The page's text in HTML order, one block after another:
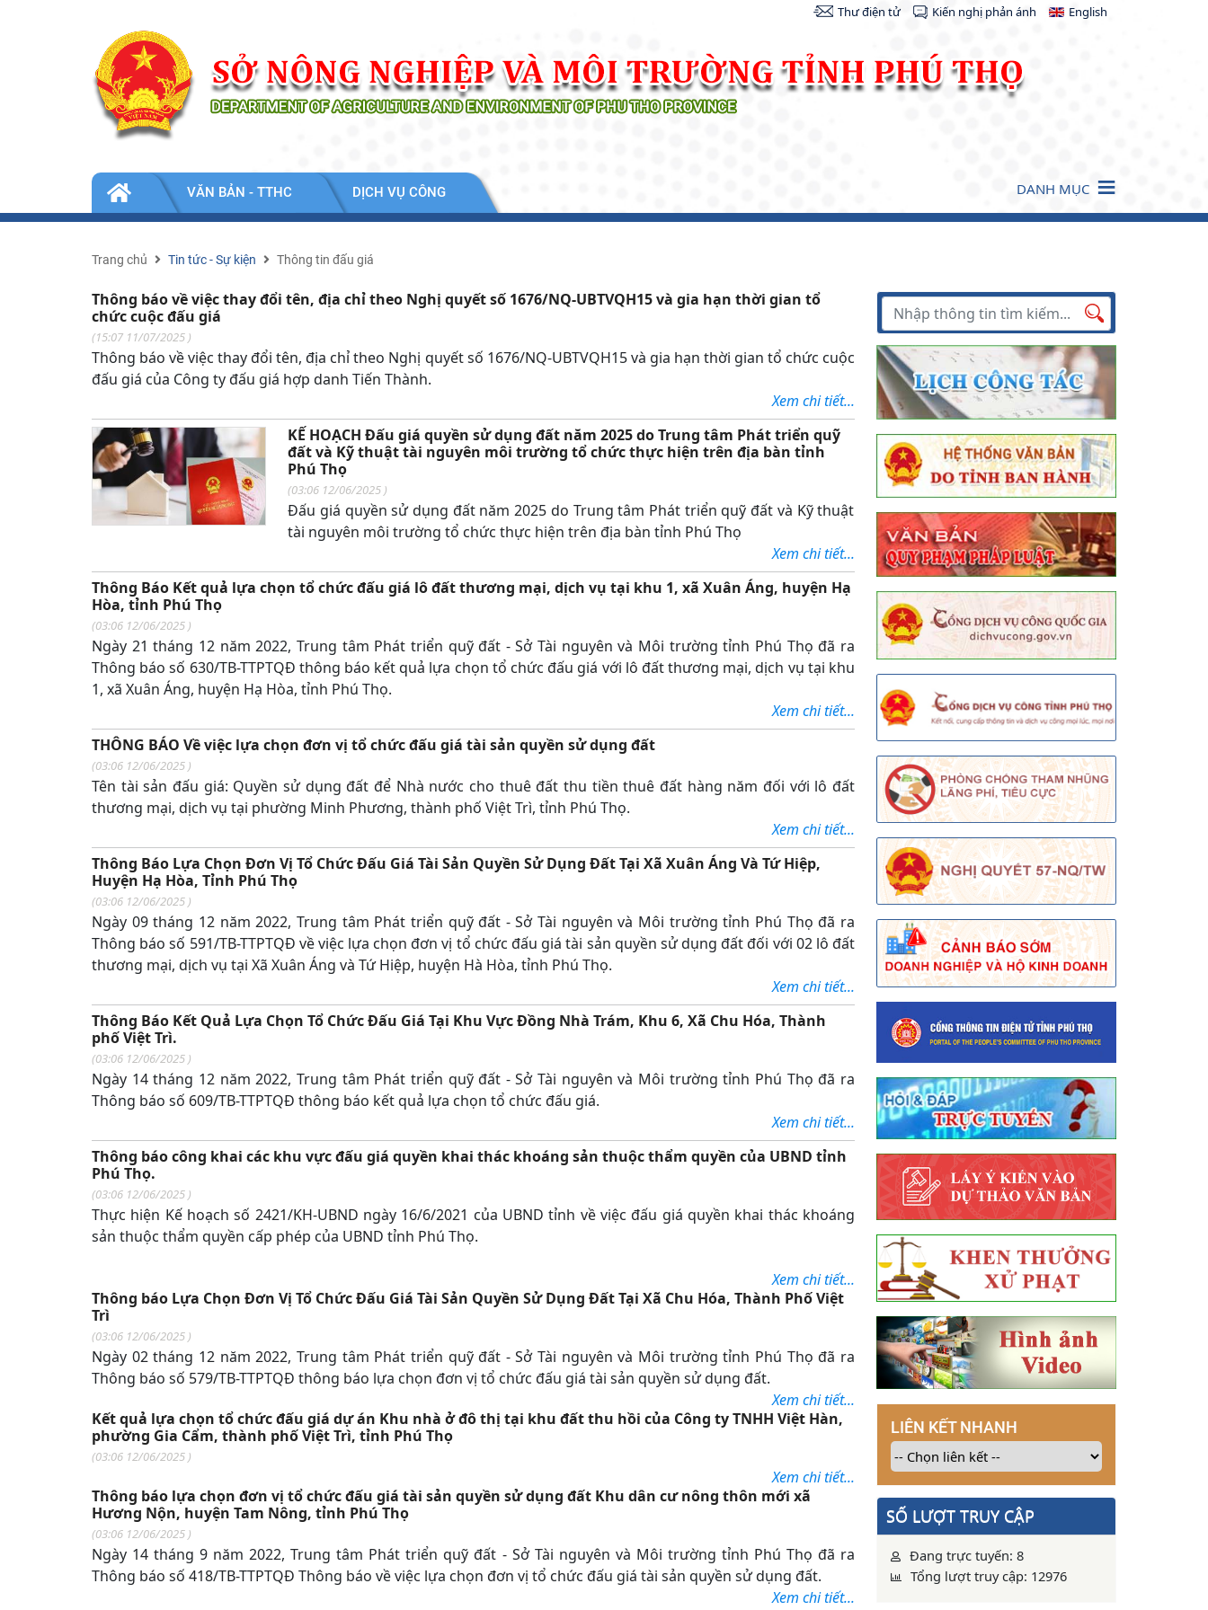
Thư điện tử Kiến nghị phản ánh English
-
VĂN BẢN - TTHC DỊCH VỤ CÔNG DANH MỤC
Trang chủ Tin tức - Sự kiện Thông tin đấu giá
Thông báo về việc thay đổi tên, địa chỉ theo Nghị quyết số 1676/NQ-UBTVQH15 và gia hạn thời gian tổ
chức cuộc đấu giá
(15:07 11/07/2025 )
Thông báo về việc thay đổi tên, địa chỉ theo Nghị quyết số 1676/NQ-UBTVQH15 và gia hạn thời gian tổ chức cuộc
đấu giá của Công ty đấu giá hợp danh Tiến Thành.
Xem chi tiết...
KẾ HOẠCH Đấu giá quyền sử dụng đất năm 2025 do Trung tâm Phát triển quỹ
đất và Kỹ thuật tài nguyên môi trường tổ chức thực hiện trên địa bàn tỉnh
Phú Thọ
(03:06 12/06/2025 )
Đấu giá quyền sử dụng đất năm 2025 do Trung tâm Phát triển quỹ đất và Kỹ thuật
tài nguyên môi trường tổ chức thực hiện trên địa bàn tỉnh Phú Thọ
Xem chi tiết...
Thông Báo Kết quả lựa chọn tổ chức đấu giá lô đất thương mại, dịch vụ tại khu 1, xã Xuân Áng, huyện Hạ
Hòa, tỉnh Phú Thọ
(03:06 12/06/2025 )
Ngày 21 tháng 12 năm 2022, Trung tâm Phát triển quỹ đất - Sở Tài nguyên và Môi trường tỉnh Phú Thọ đã ra
Thông báo số 630/TB-TTPTQĐ thông báo kết quả lựa chọn tổ chức đấu giá với lô đất thương mại, dịch vụ tại khu
1, xã Xuân Áng, huyện Hạ Hòa, tỉnh Phú Thọ.
Xem chi tiết...
THÔNG BÁO Về việc lựa chọn đơn vị tổ chức đấu giá tài sản quyền sử dụng đất
(03:06 12/06/2025 )
Tên tài sản đấu giá: Quyền sử dụng đất để Nhà nước cho thuê đất thu tiền thuê đất hàng năm đối với lô đất
thương mại, dịch vụ tại phường Minh Phương, thành phố Việt Trì, tỉnh Phú Thọ.
Xem chi tiết...
Thông Báo Lựa Chọn Đơn Vị Tổ Chức Đấu Giá Tài Sản Quyền Sử Dụng Đất Tại Xã Xuân Áng Và Tứ Hiệp,
Huyện Hạ Hòa, Tỉnh Phú Thọ
(03:06 12/06/2025 )
Ngày 09 tháng 12 năm 2022, Trung tâm Phát triển quỹ đất - Sở Tài nguyên và Môi trường tỉnh Phú Thọ đã ra
Thông báo số 591/TB-TTPTQĐ về việc lựa chọn đơn vị tổ chức đấu giá tài sản quyền sử dụng đất đối với 02 lô đất
thương mại, dịch vụ tại Xã Xuân Áng và Tứ Hiệp, huyện Hà Hòa, tỉnh Phú Thọ.
Xem chi tiết...
Thông Báo Kết Quả Lựa Chọn Tổ Chức Đấu Giá Tại Khu Vực Đồng Nhà Trám, Khu 6, Xã Chu Hóa, Thành
phố Việt Trì.
(03:06 12/06/2025 )
Ngày 14 tháng 12 năm 2022, Trung tâm Phát triển quỹ đất - Sở Tài nguyên và Môi trường tỉnh Phú Thọ đã ra
Thông báo số 609/TB-TTPTQĐ thông báo kết quả lựa chọn tổ chức đấu giá.
Xem chi tiết...
Thông báo công khai các khu vực đấu giá quyền khai thác khoáng sản thuộc thẩm quyền của UBND tỉnh
Phú Thọ.
(03:06 12/06/2025 )
Thực hiện Kế hoạch số 2421/KH-UBND ngày 16/6/2021 của UBND tỉnh về việc đấu giá quyền khai thác khoáng
sản thuộc thẩm quyền cấp phép của UBND tỉnh Phú Thọ.
Xem chi tiết...
Thông báo Lựa Chọn Đơn Vị Tổ Chức Đấu Giá Tài Sản Quyền Sử Dụng Đất Tại Xã Chu Hóa, Thành Phố Việt
Trì
(03:06 12/06/2025 )
Ngày 02 tháng 12 năm 2022, Trung tâm Phát triển quỹ đất - Sở Tài nguyên và Môi trường tỉnh Phú Thọ đã ra
Thông báo số 579/TB-TTPTQĐ thông báo lựa chọn đơn vị tổ chức đấu giá tài sản quyền sử dụng đất.
Xem chi tiết...
Kết quả lựa chọn tổ chức đấu giá dự án Khu nhà ở đô thị tại khu đất thu hồi của Công ty TNHH Việt Hàn,
phường Gia Cẩm, thành phố Việt Trì, tỉnh Phú Thọ
(03:06 12/06/2025 )
Xem chi tiết...
Thông báo lựa chọn đơn vị tổ chức đấu giá tài sản quyền sử dụng đất Khu dân cư nông thôn mới xã
Hương Nộn, huyện Tam Nông, tỉnh Phú Thọ
(03:06 12/06/2025 )
Ngày 14 tháng 9 năm 2022, Trung tâm Phát triển quỹ đất - Sở Tài nguyên và Môi trường tỉnh Phú Thọ đã ra
Thông báo số 418/TB-TTPTQĐ Thông báo về việc lựa chọn đơn vị tổ chức đấu giá tài sản quyền sử dụng đất.
Xem chi tiết...
Tìm kiếm
Tìm
kiếm
LIÊN KẾT NHANH
SỐ LƯỢT TRUY CẬP
Đang trực tuyến: 8
Tổng lượt truy cập: 12976